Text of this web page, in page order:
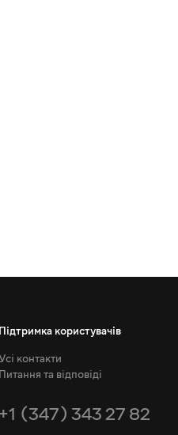
Підтримка користувачів
контакти
Питання та відповіді
+1 (347) 343 27 82